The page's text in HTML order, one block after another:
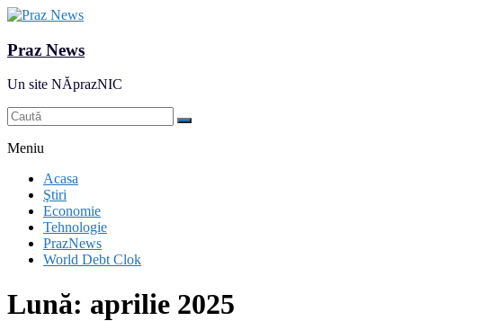
Praz News
Un site NĂprazNIC
Meniu
Acasa
Ştiri
Economie
Tehnologie
PrazNews
World Debt Clok
Lună: aprilie 2025